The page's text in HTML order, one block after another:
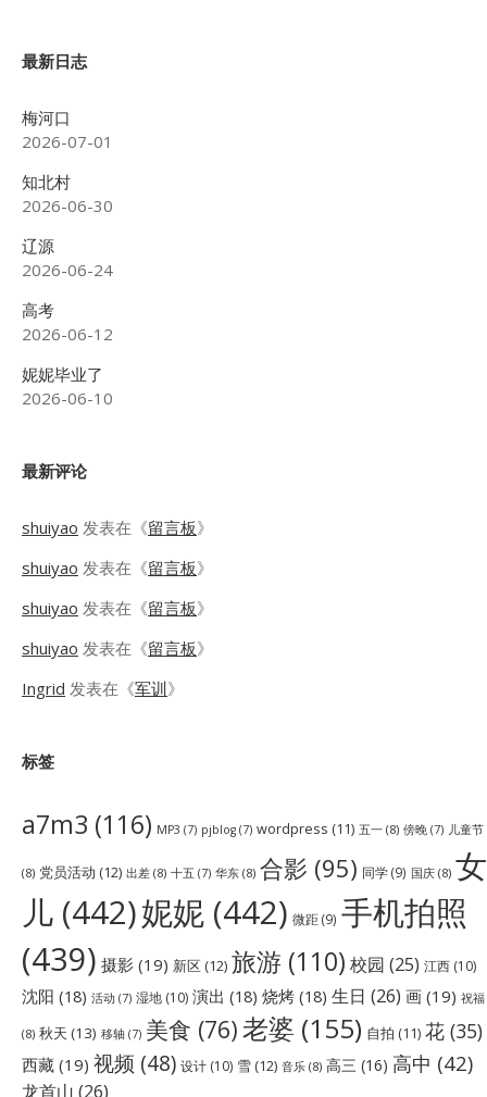
最新日志
梅河口
2026-07-01
知北村
2026-06-30
辽源
2026-06-24
高考
2026-06-12
妮妮毕业了
2026-06-10
最新评论
shuiyao 发表在《留言板》
shuiyao 发表在《留言板》
shuiyao 发表在《留言板》
shuiyao 发表在《留言板》
Ingrid 发表在《军训》
标签
a7m3 (116) MP3 (7) pjblog (7) wordpress (11) 五一 (8) 傍晚 (7) 儿童节
(8) 党员活动 (12) 出差 (8) 十五 (7) 华东 (8) 合影 (95) 同学(9) 国庆 (8) 女
儿 (442)妮妮 (442) 微距(9) 手机拍照
(439) 摄影 (19) 新区 (12) 旅游 (110) 校园 (25) 江西 (10)
沈阳 (18) 活动 (7) 湿地 (10) 演出 (18) 烧烤 (18) 生日 (26) 画 (19) 祝福
(8) 秋天 (13) 移轴 (7) 美食 (76)老婆 (155) 自拍 (11) 花 (35)
西藏 (19) 视频 (48) 设计 (10) 雪 (12) 音乐 (8) 高三 (16) 高中 (42)
龙首山 (26)